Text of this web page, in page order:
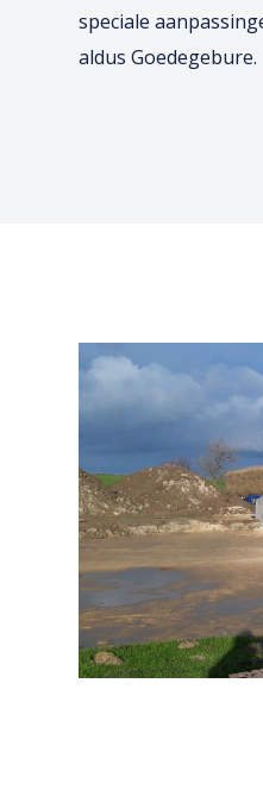
speciale
aldus Goedegebure.